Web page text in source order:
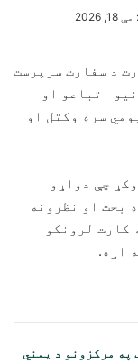
د سفارت سرپرست
اتباعو او
سره وکتل او
چې دواړو
بحث او نظرونه
کارت لرونکو
اړه.
په مرکزونو د یمني